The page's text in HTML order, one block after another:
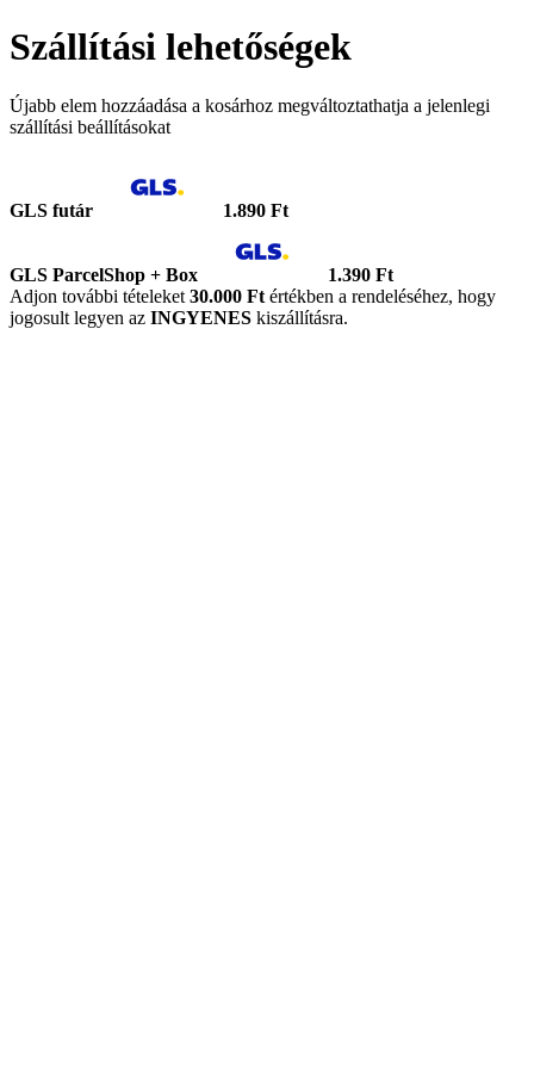
Szállítási lehetőségek
Újabb elem hozzáadása a kosárhoz megváltoztathatja a jelenlegi
szállítási beállításokat
GLS futár 1.890 Ft
GLS ParcelShop + Box
1.390 Ft
Adjon további tételeket 30.000 Ft értékben a rendeléséhez, hogy
jogosult legyen az INGYENES kiszállításra.